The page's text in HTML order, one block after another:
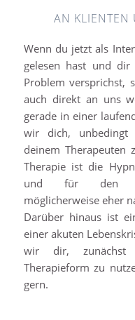
AN KLIENTEN
Wenn du jetzt als
gelesen hast und
Problem versprichst,
auch direkt an uns
gerade in einer
wir dich, unbedingt
deinem Therapeuten
Therapie ist die
und für den
möglicherweise eher
Darüber hinaus ist
einer akuten
wir dir, zunächst
Therapieform zu
gern.